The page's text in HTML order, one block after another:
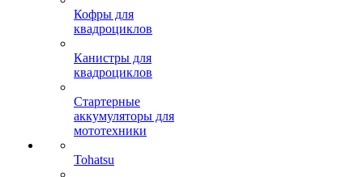
Кофры для
квадроциклов
Канистры для
квадроциклов
Стартерные
аккумуляторы для
мототехники
Tohatsu